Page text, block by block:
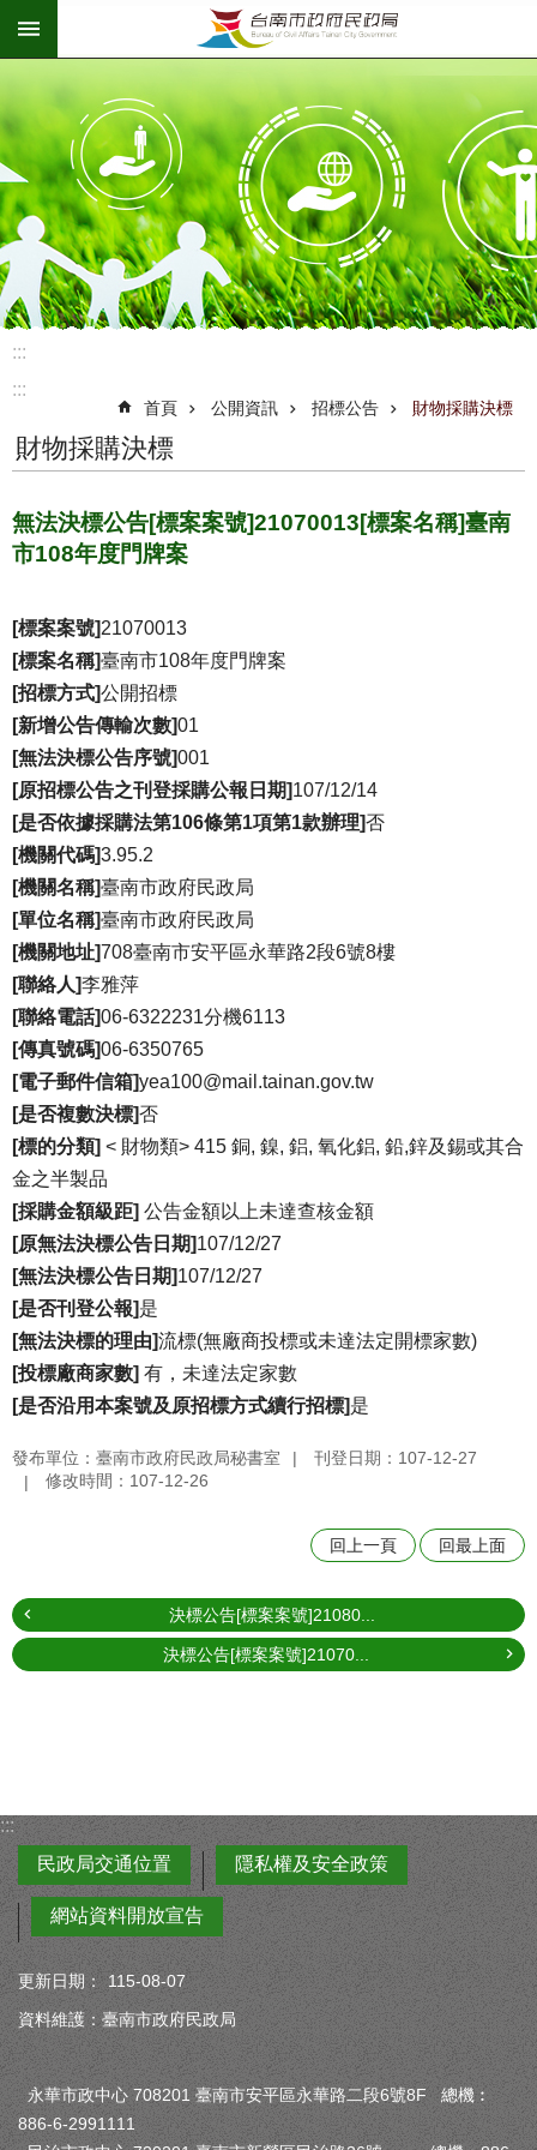
跳到主要內容區塊
:::
:::
首頁 公開資訊 招標公告 財物採購決標
財物採購決標
無法決標公告[標案案號]21070013[標案名稱]臺南
市108年度門牌案
[標案案號]21070013
[標案名稱]臺南市108年度門牌案
[招標方式]公開招標
[新增公告傳輸次數]01
[無法決標公告序號]001
[原招標公告之刊登採購公報日期]107/12/14
[是否依據採購法第106條第1項第1款辦理]否
[機關代碼]3.95.2
[機關名稱]臺南市政府民政局
[單位名稱]臺南市政府民政局
[機關地址]708臺南市安平區永華路2段6號8樓
[聯絡人]李雅萍
[聯絡電話]06-6322231分機6113
[傳真號碼]06-6350765
[電子郵件信箱]yea100@mail.tainan.gov.tw
[是否複數決標]否
[標的分類] < 財物類> 415 銅, 鎳, 鋁, 氧化鋁, 鉛,鋅及錫或其合
金之半製品
[採購金額級距] 公告金額以上未達查核金額
[原無法決標公告日期]107/12/27
[無法決標公告日期]107/12/27
[是否刊登公報]是
[無法決標的理由]流標(無廠商投標或未達法定開標家數)
[投標廠商家數] 有，未達法定家數
[是否沿用本案號及原招標方式續行招標]是
發布單位：臺南市政府民政局秘書室
刊登日期：107-12-27
修改時間：107-12-26
回上一頁 回最上面
決標公告[標案案號]21080...
決標公告[標案案號]21070...
:::
民政局交通位置
隱私權及安全政策
網站資料開放宣告
更新日期：
115-08-07
資料維護：臺南市政府民政局
永華市政中心 708201 臺南市安平區永華路二段6號8F 總機︰
886-6-2991111